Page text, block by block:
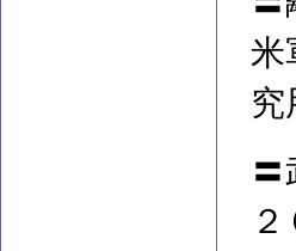
米
究
〓